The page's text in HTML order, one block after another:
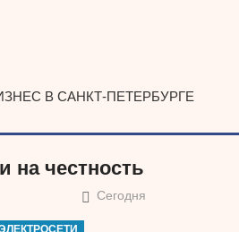
В САНКТ-ПЕТЕРБУРГЕ
на честность
Сегодня